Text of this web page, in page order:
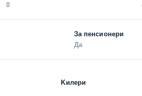
0
За пенсионери
Да
Kилери